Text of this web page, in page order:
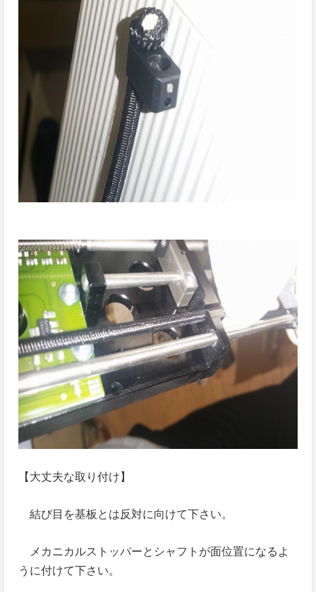
【大丈夫な取り付け】
結び目を基板とは反対に向けて下さい。
メカニカルストッパーとシャフトが面位置になるよ
うに付けて下さい。